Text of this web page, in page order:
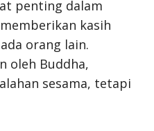
penting dalam
kasih
orang lain.
oleh Buddha,
sesama, tetapi